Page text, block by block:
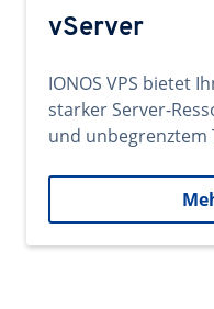
vServer
IONOS VPS bietet
starker Server-
und unbegrenztem